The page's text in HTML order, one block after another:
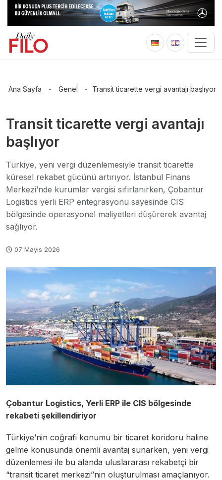
Ana Sayfa - Genel - Transit ticarette vergi avantajı başlıyor
Transit ticarette vergi avantajı
başlıyor
Türkiye, yeni vergi düzenlemesiyle transit ticarette
küresel rekabet gücünü artırıyor. İstanbul Finans
Merkezi’nde kurumlar vergisi sıfırlanırken, Çobantur
Logistics yerli ERP entegrasyonu sayesinde CIS
bölgesinde operasyonel maliyetleri düşürerek avantaj
sağlıyor.
07 Mayıs 2026
Çobantur Logistics, Yerli ERP ile CIS bölgesinde
rekabeti şekillendiriyor
Türkiye’nin coğrafi konumu bir ticaret koridoru haline
gelme konusunda önemli avantaj sunarken, yeni vergi
düzenlemesi ile bu alanda uluslararası rekabetçi bir
“transit ticaret merkezi”nin oluşturulması amaçlanıyor.